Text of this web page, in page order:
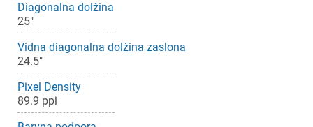
Diagonalna dolžina
25"
Vidna diagonalna dolžina zaslona
24.5"
Pixel Density
89.9 ppi